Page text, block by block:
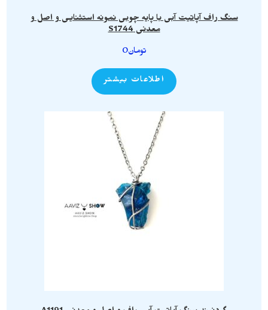
سنگ راف آپاتیت آبی با پایه چوبی نمونه استثنایی و اصل و
معدنی S1744
تومان0
اطلاعات بیشتر